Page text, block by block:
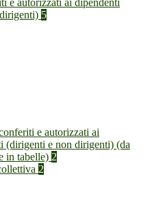
e autorizzati ai dipendenti
5
e autorizzati ai
(dirigenti e non dirigenti) (da
in tabelle) 2
2